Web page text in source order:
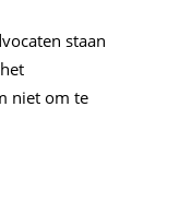
staan
niet om te